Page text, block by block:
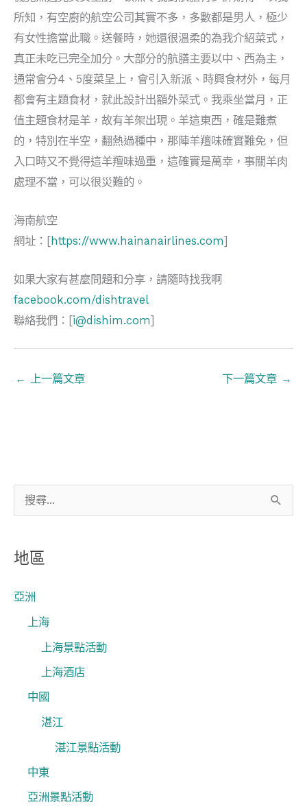
關
鍵
字
地區
亞洲
上海
上海景點活動
上海酒店
中國
湛江
湛江景點活動
中東
亞洲景點活動
所知，有空廚的航空公司其實不多，多數都是男人，極少
有女性擔當此職。送餐時，她還很溫柔的為我介紹菜式，
真正未吃已完全加分。大部分的航膳主要以中、西為主，
通常會分4、5度菜呈上，會引入新派、時興食材外，每月
都會有主題食材，就此設計出額外菜式。我乘坐當月，正
值主題食材是羊，故有羊架出現。羊這東西，確是難煮
的，特別在半空，翻熱過種中，那陣羊羶味確實難免，但
入口時又不覺得這羊羶味過重，這確實是萬幸，事關羊肉
處理不當，可以很災難的。
海南航空
網址：[https://www.hainanairlines.com]
如果大家有甚麼問題和分享，請隨時找我啊
facebook.com/dishtravel
聯絡我們：[i@dishim.com]
← 上一篇文章 下一篇文章 →